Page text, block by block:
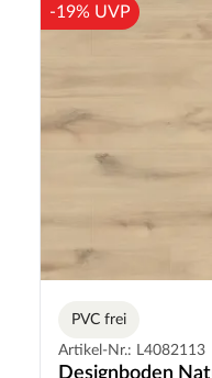
-19% UVP
PVC frei
Artikel-Nr.: L4082113
Designboden